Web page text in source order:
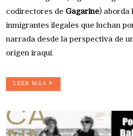
codirectores de Gagarine) aborda
inmigrantes ilegales que luchan
narrada desde la perspectiva de
origen iraquí.
LEER MÁS